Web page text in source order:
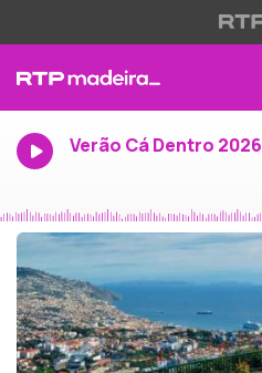
Verão Cá Dentro 2026